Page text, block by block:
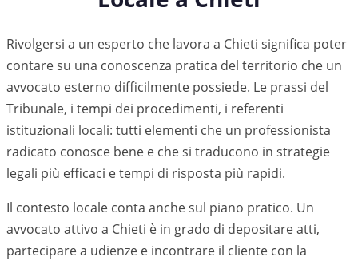
Rivolgersi a un esperto che lavora a Chieti significa poter
contare su una conoscenza pratica del territorio che un
avvocato esterno difficilmente possiede. Le prassi del
Tribunale, i tempi dei procedimenti, i referenti
istituzionali locali: tutti elementi che un professionista
radicato conosce bene e che si traducono in strategie
legali più efficaci e tempi di risposta più rapidi.
Il contesto locale conta anche sul piano pratico. Un
avvocato attivo a Chieti è in grado di depositare atti,
partecipare a udienze e incontrare il cliente con la